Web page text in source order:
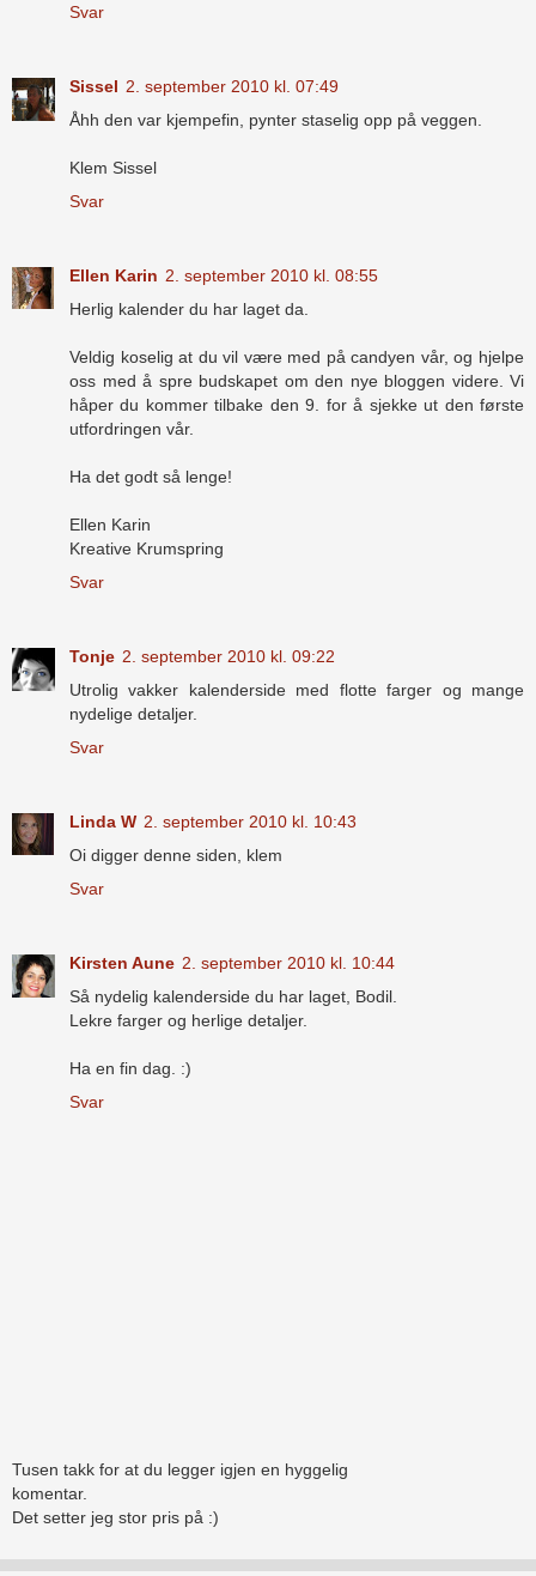
Svar
Sissel 2. september 2010 kl. 07:49
Åhh den var kjempefin, pynter staselig opp på veggen.
Klem Sissel
Svar
Ellen Karin 2. september 2010 kl. 08:55
Herlig kalender du har laget da.
Veldig koselig at du vil være med på candyen vår, og hjelpe
oss med å spre budskapet om den nye bloggen videre. Vi
håper du kommer tilbake den 9. for å sjekke ut den første
utfordringen vår.
Ha det godt så lenge!
Ellen Karin
Kreative Krumspring
Svar
Tonje 2. september 2010 kl. 09:22
Utrolig vakker kalenderside med flotte farger og mange
nydelige detaljer.
Svar
Linda W 2. september 2010 kl. 10:43
Oi digger denne siden, klem
Svar
Kirsten Aune 2. september 2010 kl. 10:44
Så nydelig kalenderside du har laget, Bodil.
Lekre farger og herlige detaljer.
Ha en fin dag. :)
Svar
Tusen takk for at du legger igjen en hyggelig
komentar.
Det setter jeg stor pris på :)